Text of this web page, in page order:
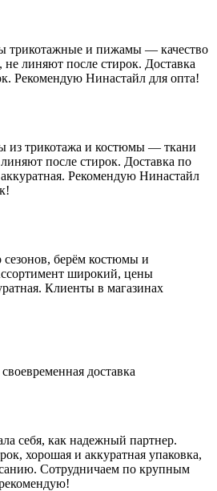
трикотажные и пижамы — качество
не линяют после стирок. Доставка
Рекомендую Нинастайл для опта!
из трикотажа и костюмы — ткани
после стирок. Доставка по
Рекомендую Нинастайл
сезонов, берём костюмы и
широкий, цены
Клиенты в магазинах
доставка
себя, как надежный партнер.
хорошая и аккуратная упаковка,
Сотрудничаем по крупным
рекомендую!